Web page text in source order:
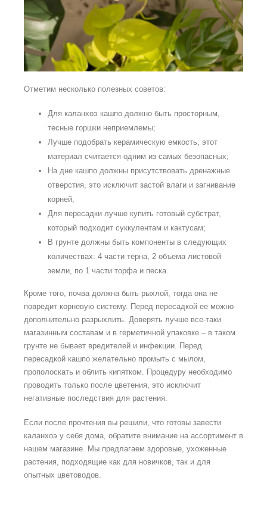
Отметим несколько полезных советов:
Для каланхоэ кашпо должно быть просторным,
тесные горшки неприемлемы;
Лучше подобрать керамическую емкость, этот
материал считается одним из самых безопасных;
На дне кашпо должны присутствовать дренажные
отверстия, это исключит застой влаги и загнивание
корней;
Для пересадки лучше купить готовый субстрат,
который подходит суккулентам и кактусам;
В грунте должны быть компоненты в следующих
количествах: 4 части терна, 2 объема листовой
земли, по 1 части торфа и песка.
Кроме того, почва должна быть рыхлой, тогда она не
повредит корневую систему. Перед пересадкой ее можно
дополнительно разрыхлить. Доверять лучше все-таки
магазинным составам и в герметичной упаковке – в таком
грунте не бывает вредителей и инфекции. Перед
пересадкой кашпо желательно промыть с мылом,
прополоскать и облить кипятком. Процедуру необходимо
проводить только после цветения, это исключит
негативные последствия для растения.
Если после прочтения вы решили, что готовы завести
каланхоэ у себя дома, обратите внимание на ассортимент в
нашем магазине. Мы предлагаем здоровые, ухоженные
растения, подходящие как для новичков, так и для
опытных цветоводов.